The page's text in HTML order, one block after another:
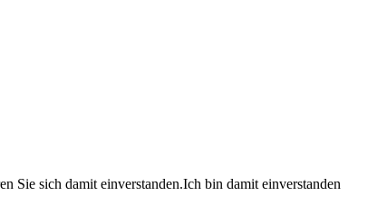
Sie sich damit einverstanden.Ich bin damit einverstanden